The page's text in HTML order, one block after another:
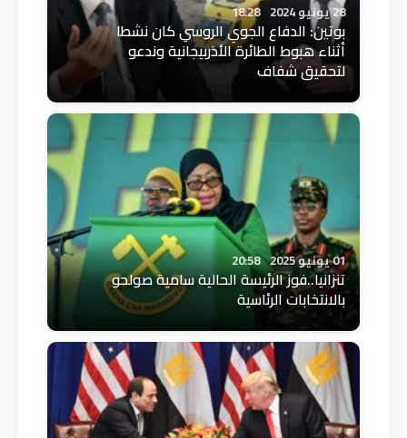
28 يونيو 2024 18:28
بوتين: الدفاع الجوي الروسي كان نشطا
أثناء هبوط الطائرة الأذربيجانية وندعو
لتحقيق شفاف
01 يونيو 2025 20:58
تنزانيا..فوز الرئيسة الحالية سامية صولحو
بالانتخابات الرئاسية